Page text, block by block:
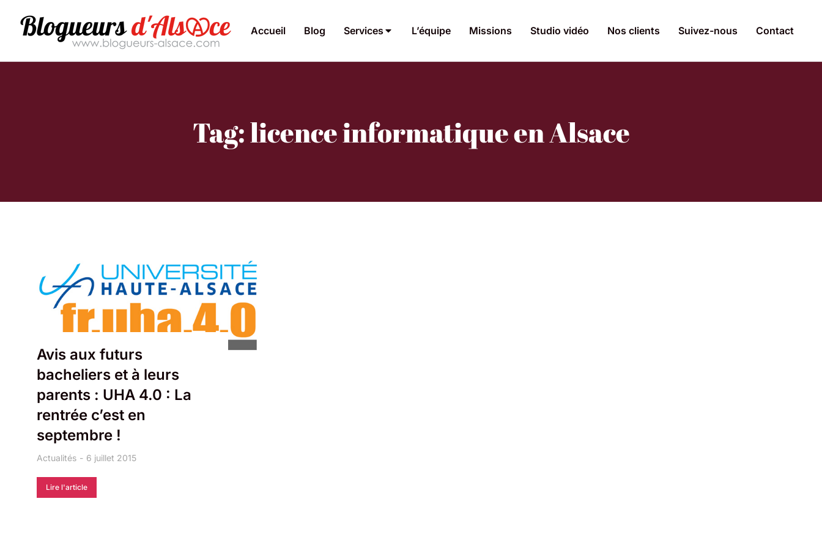
Accueil Blog Services L’équipe Missions Studio vidéo Nos clients Suivez-nous Contact
Tag: licence informatique en Alsace
Avis aux futurs
bacheliers et à leurs
parents : UHA 4.0 : La
rentrée c’est en
septembre !
Actualités 6 juillet 2015
Lire l'article